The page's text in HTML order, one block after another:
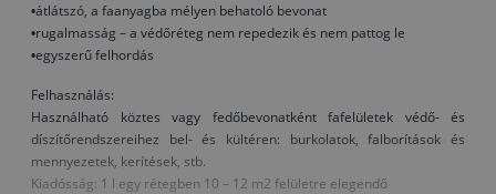
•átlátszó, a faanyagba mélyen behatoló bevonat
•rugalmasság – a védőréteg nem repedezik és nem pattog le
•egyszerű felhordás
Felhasználás:
Használható köztes vagy fedőbevonatként fafelületek védő- és
díszítőrendszereihez bel- és kültéren: burkolatok, falborítások és
mennyezetek, kerítések, stb.
Kiadósság: 1 l egy rétegben 10 – 12 m2 felületre elegendő